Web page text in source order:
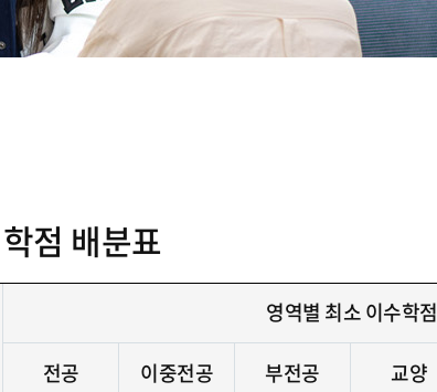
점 배분표
영역별 최소 이수학점
전공
이중전공 부전공 교양